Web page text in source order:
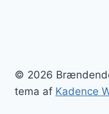
© 2026
tema af Kadence